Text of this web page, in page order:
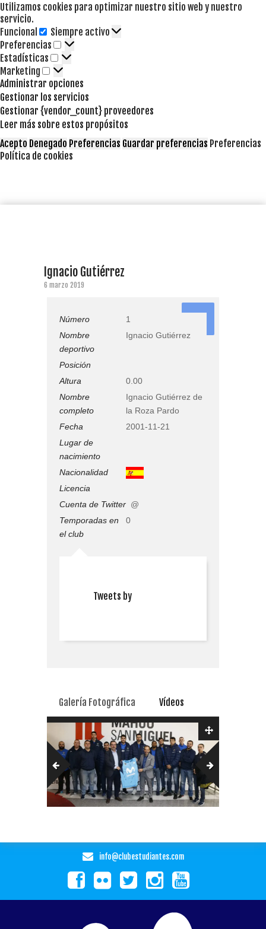
Utilizamos cookies para optimizar nuestro sitio web y nuestro
servicio.
Funcional
Funcional
Siempre activo
Preferencias
Preferencias
Estadísticas Estadísticas
Marketing Marketing
Administrar opciones
Gestionar los servicios
Gestionar {vendor_count} proveedores
Leer más sobre estos propósitos
Acepto Denegado Preferencias Guardar preferencias Preferencias
Política de cookies
Ignacio Gutiérrez
6 marzo 2019
Número
1
Nombre
deportivo
Ignacio Gutiérrez
Posición
Altura
0.00
Nombre
completo
Ignacio Gutiérrez de
la Roza Pardo
Fecha
2001-11-21
Lugar de
nacimiento
Nacionalidad
Licencia
Cuenta de Twitter @
Temporadas en
el club
0
Tweets by
Galería Fotográfica Vídeos
info@clubestudiantes.com